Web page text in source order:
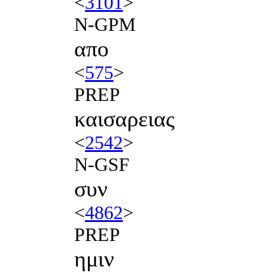
N-GPM
απο
<575>
PREP
καισαρειας
<2542>
N-GSF
συν
<4862>
PREP
ημιν